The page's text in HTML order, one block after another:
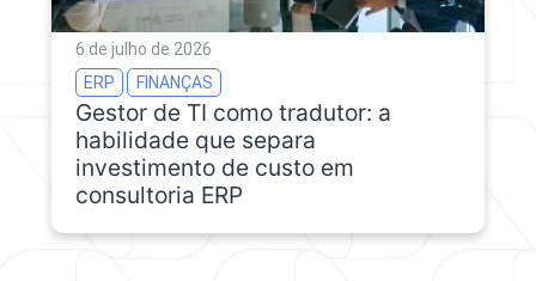
6 de julho de 2026
ERP
FINANÇAS
Gestor de TI como tradutor: a
habilidade que separa
investimento de custo em
consultoria ERP